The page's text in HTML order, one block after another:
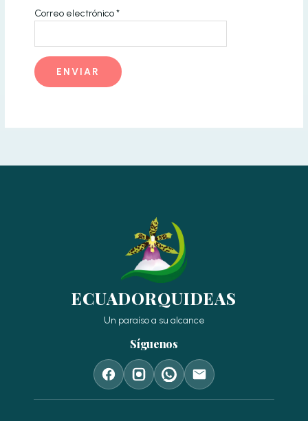
Correo electrónico*
ECUADORQUIDEAS
Un paraíso a su alcance
Síguenos